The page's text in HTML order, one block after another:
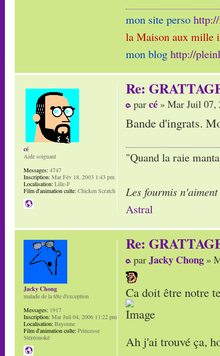
mon site perso
la Maison aux mille
mon blog http://
Re:
parcé » Mar Juil 07,
Bande d'ingrats.
"Quand la raie
Les fourmis
Astral
cé
Aide soignant
Messages:4747
Inscription:Mar Fév 18, 2003 1:43 pm
Localisation:Lille-F
Film d'animation culte:Chicken Scratch
Re:
parJacky Chong »
Ca doit être notre
Ah j'ai trouvé ça,
Jacky Chong
malade de la tête d'exception
Messages: 1917
Inscription:Mar Juil 04, 2006 11:22 pm
Localisation:Bayonne
Film d'animation culte:Princesse
Stéréonoké